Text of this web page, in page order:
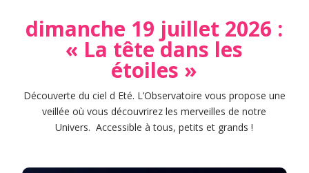
dimanche 19 juillet 2026 :
« La tête dans les
étoiles »
Découverte du ciel d Eté. L’Observatoire vous propose une
veillée où vous découvrirez les merveilles de notre
Univers. Accessible à tous, petits et grands !